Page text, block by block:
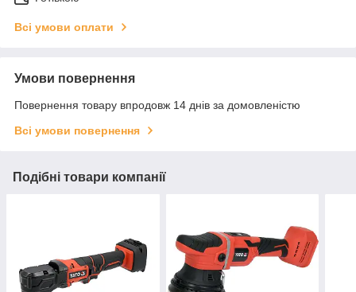
Всі умови оплати
Умови повернення
Повернення товару впродовж 14 днів за домовленістю
Всі умови повернення
Подібні товари компанії